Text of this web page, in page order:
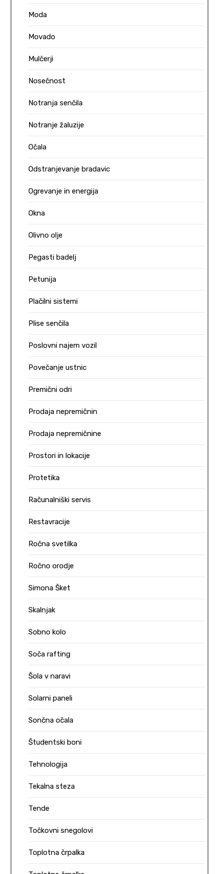
Moda
Movado
Mulčerji
Nosečnost
Notranja senčila
Notranje žaluzije
Očala
Odstranjevanje bradavic
Ogrevanje in energija
Okna
Olivno olje
Pegasti badelj
Petunija
Plačilni sistemi
Plise senčila
Poslovni najem vozil
Povečanje ustnic
Premični odri
Prodaja nepremičnin
Prodaja nepremičnine
Prostori in lokacije
Protetika
Računalniški servis
Restavracije
Ročna svetilka
Ročno orodje
Simona Šket
Skalnjak
Sobno kolo
Soča rafting
Šola v naravi
Solarni paneli
Sončna očala
Študentski boni
Tehnologija
Tekalna steza
Tende
Točkovni snegolovi
Toplotna črpalka